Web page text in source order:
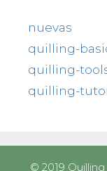
nuevas
quilling-
quilling-
quilling-
© 2019 Quilling